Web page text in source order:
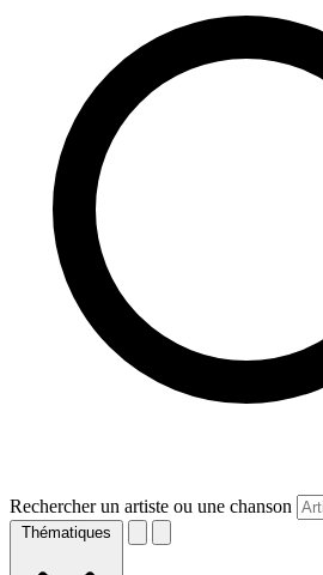
Rechercher un artiste ou une chanson
Thématiques